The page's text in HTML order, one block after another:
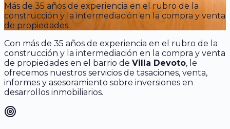
Más de 35 años de experiencia en el rubro de la
construcción y la intermediación en la compra y venta
de propiedades.
Con más de 35 años de experiencia en el rubro de la
construcción y la intermediación en la compra y venta
de propiedades en el barrio de Villa Devoto, le
ofrecemos nuestros servicios de tasaciones, venta,
informes y asesoramiento sobre inversiones en
desarrollos inmobiliarios.